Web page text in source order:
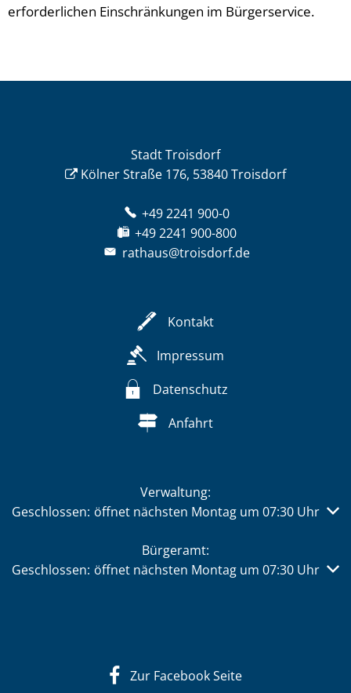
erforderlichen Einschränkungen im Bürgerservice.
Stadt Troisdorf
Kölner Straße 176, 53840 Troisdorf
+49 2241 900-0
+49 2241 900-800
rathaus@troisdorf.de
Kontakt
Impressum
Datenschutz
Anfahrt
Verwaltung:
Klicken, um weitere Öffnungs- oder Schließzeiten
Geschlossen: öffnet nächsten Montag um 07:30 Uhr
Bürgeramt:
Klicken, um weitere Öffnungs- oder Schließzeiten
Geschlossen: öffnet nächsten Montag um 07:30 Uhr
Zur Facebook Seite